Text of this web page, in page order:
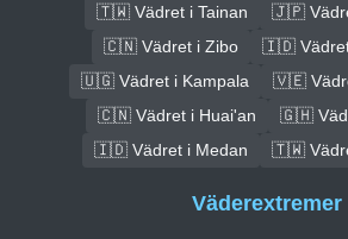
🇹🇼 Vädret i Tainan
🇯🇵
🇨🇳 Vädret i Zibo
🇮🇩 Vädret
🇺🇬 Vädret i Kampala
🇻🇪
🇨🇳 Vädret i Huai'an
🇬🇭
🇮🇩 Vädret i Medan
🇹🇼
Väderextremer